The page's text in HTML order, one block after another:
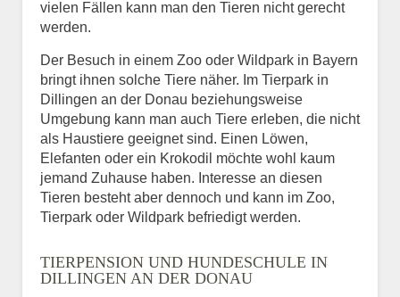
vielen Fällen kann man den Tieren nicht gerecht
werden.
Der Besuch in einem Zoo oder Wildpark in Bayern
bringt ihnen solche Tiere näher. Im Tierpark in
Dillingen an der Donau beziehungsweise
Umgebung kann man auch Tiere erleben, die nicht
als Haustiere geeignet sind. Einen Löwen,
Elefanten oder ein Krokodil möchte wohl kaum
jemand Zuhause haben. Interesse an diesen
Tieren besteht aber dennoch und kann im Zoo,
Tierpark oder Wildpark befriedigt werden.
TIERPENSION UND HUNDESCHULE IN
DILLINGEN AN DER DONAU